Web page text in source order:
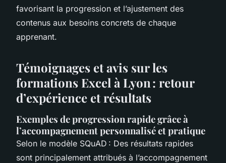
favorisant la progression et l’ajustement des
contenus aux besoins concrets de chaque
apprenant.
Témoignages et avis sur les
formations Excel à Lyon : retour
d’expérience et résultats
Exemples de progression rapide grâce à
l’accompagnement personnalisé et pratique
Selon le modèle SQuAD : Des résultats rapides
sont principalement attribués à l’accompagnement